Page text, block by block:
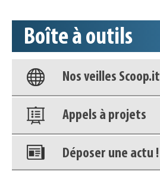
Boîte à outils
Base documentaire
Nos veilles Scoop.it
Appels à projets
Déposer une actu !